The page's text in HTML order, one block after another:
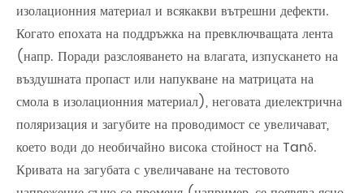
изолационния материал и всякакви вътрешни дефекти.
Когато епохата на поддръжка на превключващата лента
(напр. Поради разслояването на влагата, изпускането на
въздушната пропаст или напукване на матрицата на
смола в изолационния материал), неговата диелектрична
поляризация и загубите на проводимост се увеличават,
което води до необичайно висока стойност на Tanδ.
Кривата на загубата с увеличаване на тестовото